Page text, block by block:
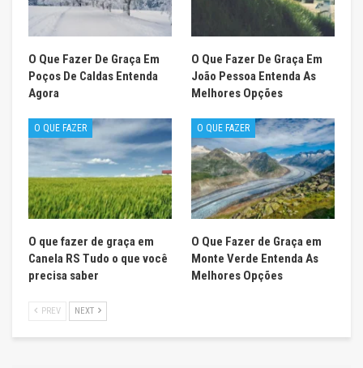
O Que Fazer De Graça Em
Poços De Caldas Entenda
Agora
O Que Fazer De Graça Em
João Pessoa Entenda As
Melhores Opções
O QUE FAZER
O que fazer de graça em
Canela RS Tudo o que você
precisa saber
O QUE FAZER
O Que Fazer de Graça em
Monte Verde Entenda As
Melhores Opções
PREV NEXT